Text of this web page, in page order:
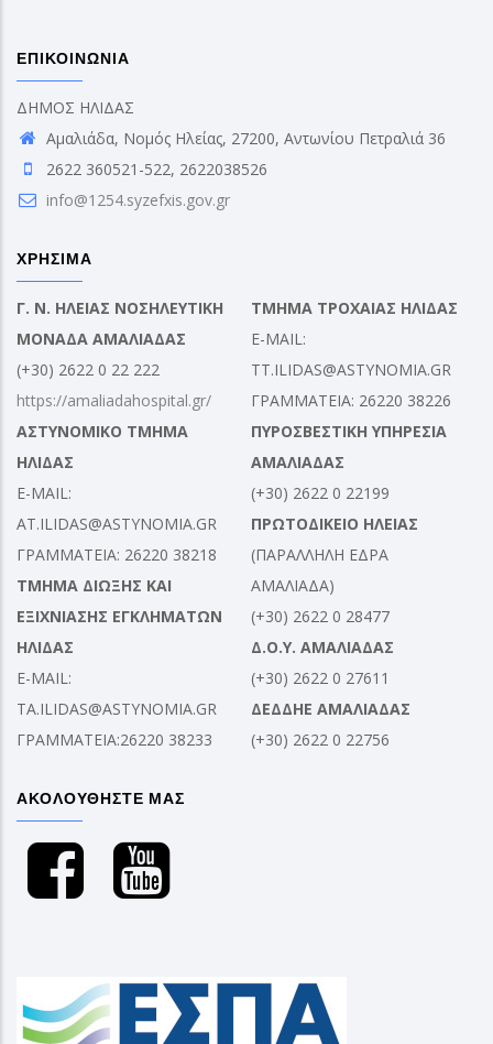
ΕΠΙΚΟΙΝΩΝΙΑ
ΔΗΜΟΣ ΗΛΙΔΑΣ
Αμαλιάδα, Νομός Ηλείας, 27200, Αντωνίου Πετραλιά 36
2622 360521-522, 2622038526
info@1254.syzefxis.gov.gr
ΧΡΗΣΙΜΑ
Γ. Ν. ΗΛΕΙΑΣ ΝΟΣΗΛΕΥΤΙΚΗ
ΜΟΝΑΔΑ ΑΜΑΛΙΑΔΑΣ
(+30) 2622 0 22 222
https://amaliadahospital.gr/
ΑΣΤΥΝΟΜΙΚΟ ΤΜΗΜΑ
ΗΛΙΔΑΣ
E-MAIL:
AT.ILIDAS@ASTYNOMIA.GR
ΓΡΑΜΜΑΤΕΙΑ: 26220 38218
ΤΜΗΜΑ ΔΙΩΞΗΣ ΚΑΙ
ΕΞΙΧΝΙΑΣΗΣ ΕΓΚΛΗΜΑΤΩΝ
ΗΛΙΔΑΣ
E-MAIL:
TA.ILIDAS@ASTYNOMIA.GR
ΓΡΑΜΜΑΤΕΙΑ:26220 38233
ΤΜΗΜΑ ΤΡΟΧΑΙΑΣ ΗΛΙΔΑΣ
E-MAIL:
TT.ILIDAS@ASTYNOMIA.GR
ΓΡΑΜΜΑΤΕΙΑ: 26220 38226
ΠΥΡΟΣΒΕΣΤΙΚΗ ΥΠΗΡΕΣΙΑ
ΑΜΑΛΙΑΔΑΣ
(+30) 2622 0 22199
ΠΡΩΤΟΔΙΚΕΙΟ ΗΛΕΙΑΣ
(ΠΑΡΑΛΛΗΛΗ ΕΔΡΑ
ΑΜΑΛΙΑΔΑ)
(+30) 2622 0 28477
Δ.Ο.Υ. ΑΜΑΛΙΑΔΑΣ
(+30) 2622 0 27611
ΔΕΔΔΗΕ ΑΜΑΛΙΑΔΑΣ
(+30) 2622 0 22756
ΑΚΟΛΟΥΘΗΣΤΕ ΜΑΣ